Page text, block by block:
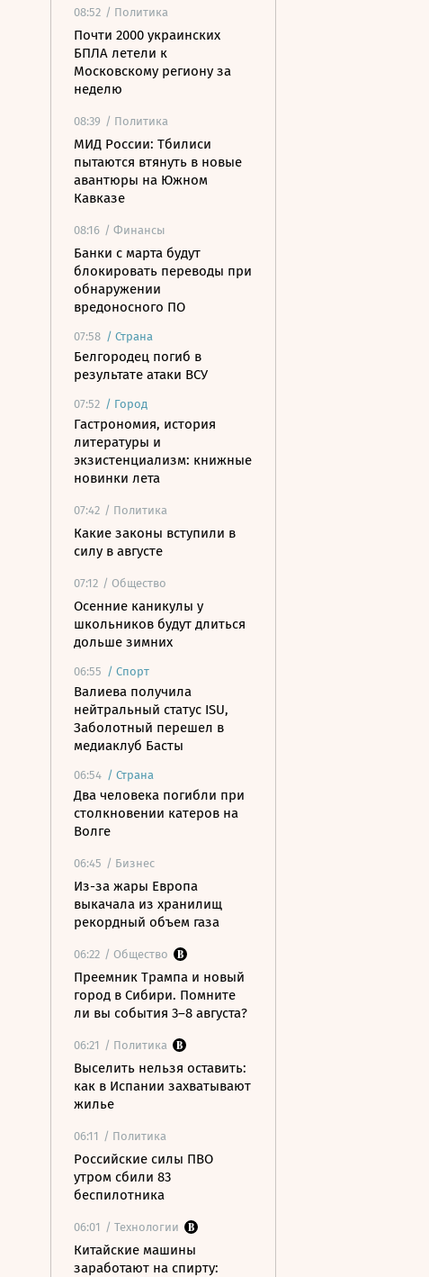
08:52 / Политика
Почти 2000 украинских
БПЛА летели к
Московскому региону за
неделю
08:39 / Политика
МИД России: Тбилиси
пытаются втянуть в новые
авантюры на Южном
Кавказе
08:16 / Финансы
Банки с марта будут
блокировать переводы при
обнаружении
вредоносного ПО
07:58 / Страна
Белгородец погиб в
результате атаки ВСУ
07:52 / Город
Гастрономия, история
литературы и
экзистенциализм: книжные
новинки лета
07:42 / Политика
Какие законы вступили в
силу в августе
07:12 / Общество
Осенние каникулы у
школьников будут длиться
дольше зимних
06:55 / Спорт
Валиева получила
нейтральный статус ISU,
Заболотный перешел в
медиаклуб Басты
06:54 / Страна
Два человека погибли при
столкновении катеров на
Волге
06:45 / Бизнес
Из-за жары Европа
выкачала из хранилищ
рекордный объем газа
06:22 / Общество
Преемник Трампа и новый
город в Сибири. Помните
ли вы события 3–8 августа?
06:21 / Политика
Выселить нельзя оставить:
как в Испании захватывают
жилье
06:11 / Политика
Российские силы ПВО
утром сбили 83
беспилотника
06:01 / Технологии
Китайские машины
заработают на спирту: